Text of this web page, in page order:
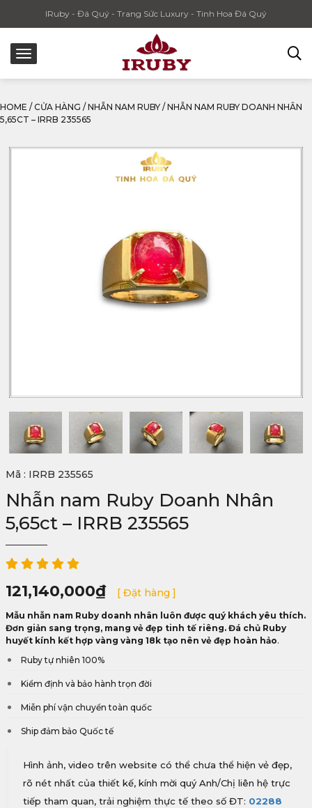
IRuby - Đá Quý - Trang Sức Luxury - Tinh Hoa Đá Quý
HOME / CỬA HÀNG / NHẪN NAM RUBY / NHẪN NAM RUBY DOANH NHÂN
5,65CT – IRRB 235565
Mã : IRRB 235565
Nhẫn nam Ruby Doanh Nhân
5,65ct – IRRB 235565
121,140,000₫ [ Đặt hàng ]
Mẫu nhẫn nam Ruby doanh nhân luôn được quý khách yêu thích.
Đơn giản sang trọng, mang vẻ đẹp tinh tế riêng. Đá chủ Ruby
huyết kính kết hợp vàng vàng 18k tạo nên vẻ đẹp hoàn hảo.
Ruby tự nhiên 100%
Kiểm định và bảo hành trọn đời
Miễn phí vận chuyển toàn quốc
Ship đảm bảo Quốc tế
Hình ảnh, video trên website có thể chưa thể hiện vẻ đẹp,
rõ nét nhất của thiết kế, kính mời quý Anh/Chị liên hệ trực
tiếp tham quan, trải nghiệm thực tế theo số ĐT: 02288